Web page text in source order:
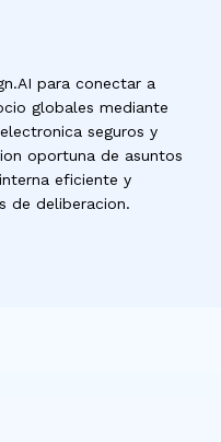
para conectar a
globales mediante
seguros y
oportuna de asuntos
eficiente y
de deliberacion.